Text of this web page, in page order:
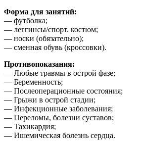
Форма для занятий:
— футболка;
— леггинсы/спорт. костюм;
— носки (обязательно);
— сменная обувь (кроссовки).
Противопоказания:
— Любые травмы в острой фазе;
— Беременность;
— Послеоперационные состояния;
— Грыжи в острой стадии;
— Инфекционные заболевания;
— Переломы, болезни суставов;
— Тахикардия;
— Ишемическая болезнь сердца.